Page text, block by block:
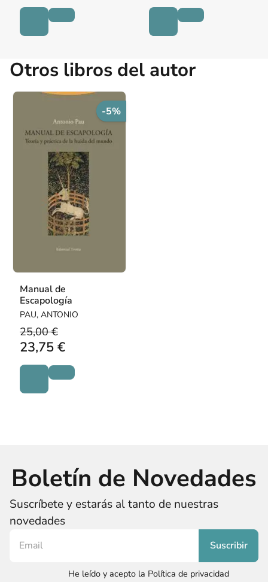
Otros libros del autor
-5%
Manual de
Escapología
PAU, ANTONIO
25,00 €
23,75 €
Boletín de Novedades
Suscríbete y estarás al tanto de nuestras
novedades
He leído y acepto la Política de privacidad